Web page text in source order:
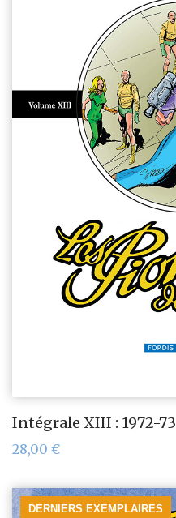
Intégrale XIII : 1972-73
28,00 €
DERNIERS EXEMPLAIRES